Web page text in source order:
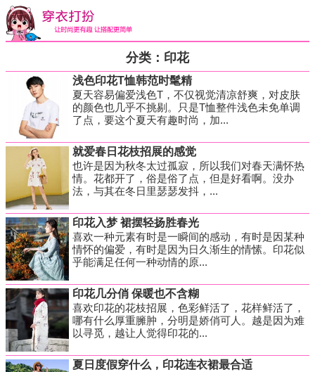
分类：印花
浅色印花T恤韩范时髦精
夏天容易偏爱浅色T，不仅视觉清凉舒爽，对皮肤
的颜色也几乎不挑剔。只是T恤整件浅色未免单调
了点，要这个夏天有趣时尚，加...
就爱春日花枝招展的感觉
也许是因为秋冬太过孤寂，所以我们对春天满怀热
情。花都开了，俗是俗了点，但是好看啊。没办
法，与其在冬日里瑟瑟发抖，...
印花入梦 裙摆轻扬胜春光
喜欢一种元素有时是一瞬间的感动，有时是因某种
情怀的偏爱，有时是因为日久渐生的情愫。印花似
乎能满足任何一种动情的原...
印花几分俏 保暖也不含糊
喜欢印花的花枝招展，色彩鲜活了，花样鲜活了，
哪有什么厚重臃肿，分明是娇俏可人。越是因为难
以寻觅，越让人觉得印花的...
夏日度假穿什么，印花连衣裙最合适